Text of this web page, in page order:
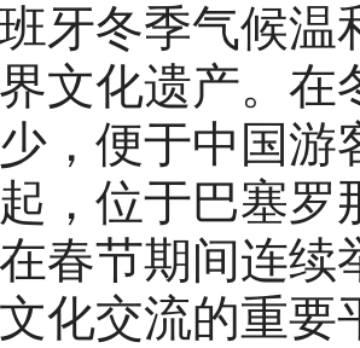
牙冬季气候温
文化遗产。
，便于中国游
起，位于巴塞
春节期间连续
化交流的重